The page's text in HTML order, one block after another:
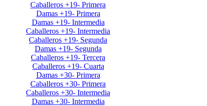
Caballeros +19- Primera
Damas +19- Primera
Damas +19- Intermedia
Caballeros +19- Intermedia
Caballeros +19- Segunda
Damas +19- Segunda
Caballeros +19- Tercera
Caballeros +19- Cuarta
Damas +30- Primera
Caballeros +30- Primera
Caballeros +30- Intermedia
Damas +30- Intermedia